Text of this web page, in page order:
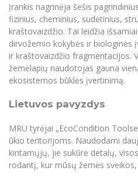
Partnerystės
Azijos centras
Vilniaus
Frankofoniškų
Azijos centras
Vilniaus
Frankofoniškų
Viešai
Parama Ukrainai
Civilinė sauga
Studijų tvarkaraštis
Informacinė
Darbuotojų
Daugiafaktorinė
darbuotojams
Mokslininkų profiliai
Bendruomenės
MRU norminių
Intranetas
eDVS
Įrankis nagrinėja šešis
fizinius, cheminius, sudėtinius,
kraštovaizdžio. Tai leidžia
dirvožemio kokybės ir biologinės
ir kraštovaizdžio fragmentacijos.
žemėlapių naudotojas gauna
ekosistemos būklės įvertinimą.
Lietuvos pavyzdys
MRU tyrėjai „EcoCondition
ūkio teritorijoms. Naudodami
kintamųjų, jie sukūrė detalų,
rodantį, kur mūsų žemės